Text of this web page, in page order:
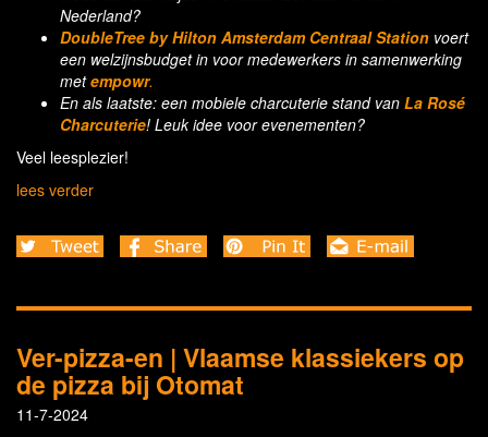
Nederland?
DoubleTree by Hilton Amsterdam Centraal Station voert
een welzijnsbudget in voor medewerkers in samenwerking
metempowr.
En als laatste: een mobiele charcuterie stand van La Rosé
Charcuterie! Leuk idee voor evenementen?
Veel leesplezier!
lees verder
Ver-pizza-en | Vlaamse klassiekers op
de pizza bij Otomat
11-7-2024